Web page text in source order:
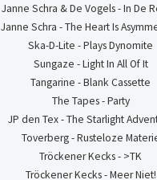
Janne Schra & De Vogels - In De
Janne Schra - The Heart Is
Ska-D-Lite - Plays Dynomite
Sungaze - Light In All Of It
Tangarine - Blank Cassette
The Tapes - Party
JP den Tex - The Starlight
Toverberg - Rusteloze
Tröckener Kecks - >TK
Tröckener Kecks - Meer Niet!